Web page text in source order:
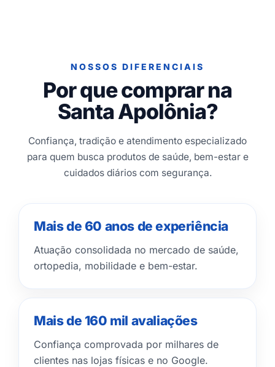
NOSSOS DIFERENCIAIS
Por que comprar na
Santa Apolônia?
Confiança, tradição e atendimento especializado
para quem busca produtos de saúde, bem-estar e
cuidados diários com segurança.
Mais de 60 anos de experiência
Atuação consolidada no mercado de saúde,
ortopedia, mobilidade e bem-estar.
Mais de 160 mil avaliações
Confiança comprovada por milhares de
clientes nas lojas físicas e no Google.